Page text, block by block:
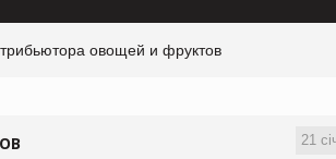
овощей и фруктов
21